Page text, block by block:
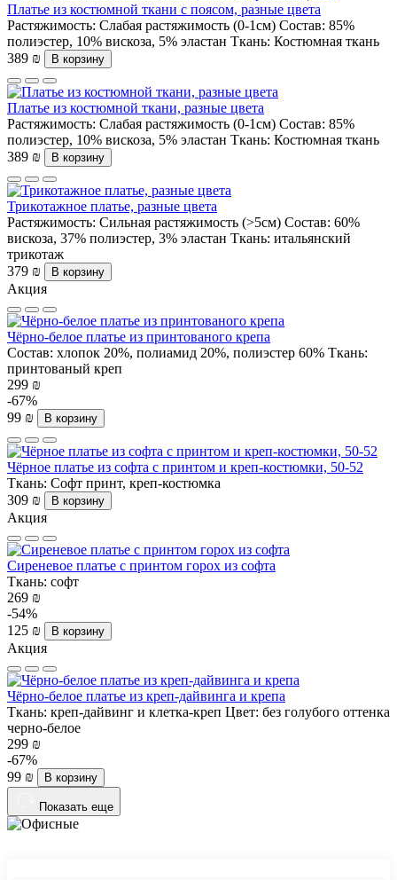
Платье из костюмной ткани с поясом, разные цвета
Растяжимость: Слабая растяжимость (0-1см) Состав: 85%
полиэстер, 10% вискоза, 5% эластан Ткань: Костюмная ткань
389 ₪
В корзину
Платье из костюмной ткани, разные цвета
Растяжимость: Слабая растяжимость (0-1см) Состав: 85%
полиэстер, 10% вискоза, 5% эластан Ткань: Костюмная ткань
389 ₪
В корзину
Трикотажное платье, разные цвета
Растяжимость: Сильная растяжимость (>5см) Состав: 60%
вискоза, 37% полиэстер, 3% эластан Ткань: итальянский
трикотаж
379 ₪
В корзину
Акция
Чёрно-белое платье из принтованого крепа
Состав: хлопок 20%, полиамид 20%, полиэстер 60% Ткань:
принтованый креп
299 ₪
-67%
99 ₪
В корзину
Чёрное платье из софта с принтом и креп-костюмки, 50-52
Ткань: Софт принт, креп-костюмка
309 ₪
В корзину
Акция
Сиреневое платье с принтом горох из софта
Ткань: софт
269 ₪
-54%
125 ₪
В корзину
Акция
Чёрно-белое платье из креп-дайвинга и крепа
Ткань: креп-дайвинг и клетка-креп Цвет: без голубого оттенка
черно-белое
299 ₪
-67%
99 ₪
В корзину
Показать еще